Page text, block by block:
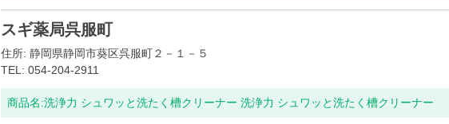
スギ薬局呉服町
住所: 静岡県静岡市葵区呉服町２－１－５
TEL: 054-204-2911
商品名:洗浄力 シュワッと洗たく槽クリーナー 洗浄力 シュワッと洗たく槽クリーナー